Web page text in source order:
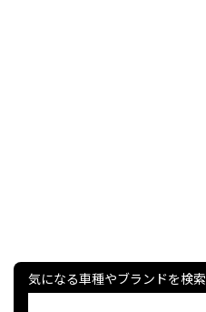
気になる車種やブランドを検索